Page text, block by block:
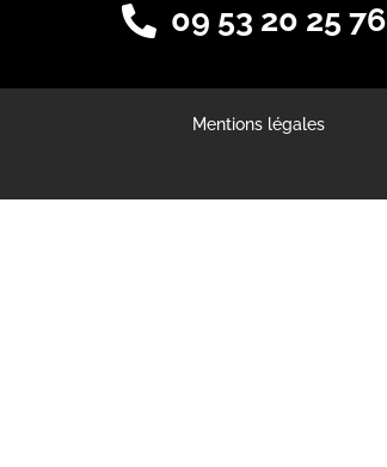
09 53 20 25 76
Mentions légales